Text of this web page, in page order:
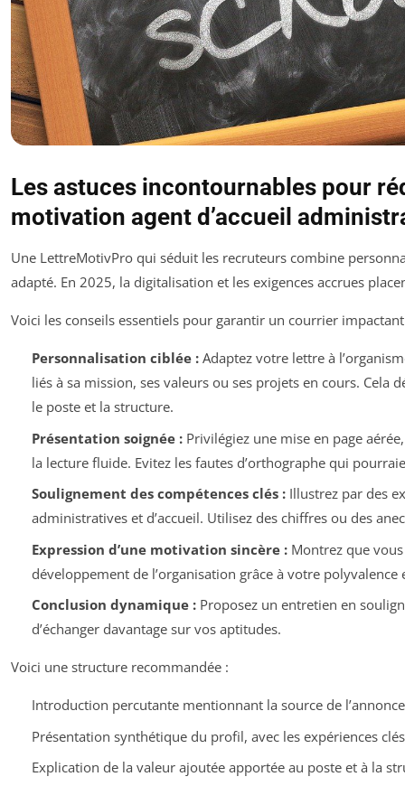
Les astuces incontournables pour
motivation agent d’accueil
Une LettreMotivPro qui séduit les recruteurs combine
adapté. En 2025, la digitalisation et les exigences accrues
Voici les conseils essentiels pour garantir un courrier
Personnalisation ciblée :Adaptez votre lettre à
liés à sa mission, ses valeurs ou ses projets en cours.
le poste et la structure.
Présentation soignée :Privilégiez une mise en page
la lecture fluide. Evitez les fautes d’orthographe qui
Soulignement des compétences clés :Illustrez par des
administratives et d’accueil. Utilisez des chiffres ou des
Expression d’une motivation sincère :Montrez que vous
développement de l’organisation grâce à votre
Conclusion dynamique :Proposez un entretien en
d’échanger davantage sur vos aptitudes.
Voici une structure recommandée :
Introduction percutante mentionnant la source de l’annonce
Présentation synthétique du profil, avec les expériences clés
Explication de la valeur ajoutée apportée au poste et à la